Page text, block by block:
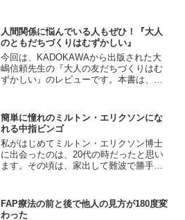
う挑戦マンガをたまたま本屋さんで見つ
けまして、一度はスルー...
人間関係に悩んでいる人もぜひ！『大人
のともだちづくりはむずかしい』
今回は、KADOKAWAから出版された大
嶋信頼先生の『大人の友だちづくりはむ
ずかしい』のレビューです。本書は、
む本』の復刻版です。どんな本？友だち
って、どう作れば良...
簡単に憧れのミルトン・エリクソンにな
れる中指ビンゴ
私がはじめてミルトン・エリクソン博士
に出会ったのは、20代の時だったと思い
ます。その頃は、家出して難波で勝手に
味だったのでフィルム代が掛かるし、常
にお金のことが気になる...
FAP療法の前と後で他人の見方が180度変
わった